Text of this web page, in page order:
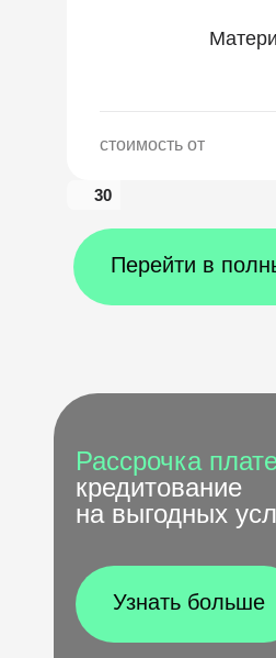
стоимость от
30
Перейти в
Рассрочка
кредитование
на выгодных
Узнать больше